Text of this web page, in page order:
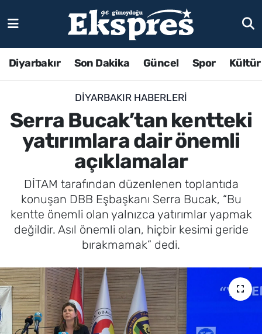
Diyarbakır Son Dakika Güncel Spor
DIYARBAKIR HABERLERI
Serra Bucak’tan kentteki
yatırımlara dair önemli
açıklamalar
DİTAM tarafından düzenlenen toplantıda
konuşan DBB Eşbaşkanı Serra Bucak, “Bu
kentte önemli olan yalnızca yatırımlar yapmak
değildir. Asıl önemli olan, hiçbir kesimi geride
bırakmamak” dedi.